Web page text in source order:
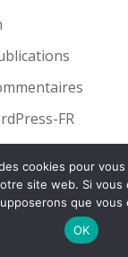
FR
de
cookies pour
site web. Si vous
que vous
OK